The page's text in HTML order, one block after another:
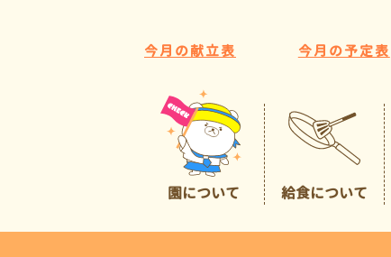
今月の献立表 今月の予定表
園について
給食について
給食について